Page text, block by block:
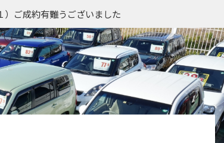
ご成約有難うございました